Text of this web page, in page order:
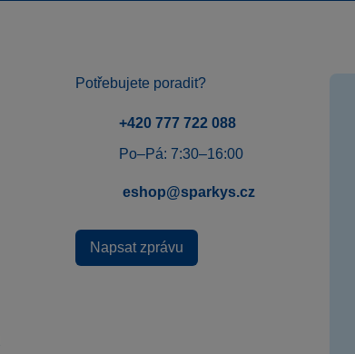
Potřebujete poradit?
+420 777 722 088
Po–Pá: 7:30–16:00
eshop@sparkys.cz
Napsat zprávu